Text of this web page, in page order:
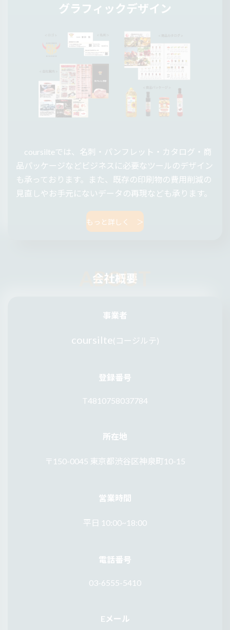
グラフィックデザイン
coursilteでは、名刺・パンフレット・カタログ・商
品パッケージなどビジネスに必要なツールのデザイン
も承っております。また、既存の印刷物の費用削減の
見直しやお手元にないデータの再現なども承ります。
もっと詳しく ＞
会社概要
事業者
coursilte(コージルテ)
登録番号
T4810758037784
所在地
〒150-0045 東京都渋谷区神泉町10-15
営業時間
平日 10:00~18:00
電話番号
03-6555-5410
Eメール